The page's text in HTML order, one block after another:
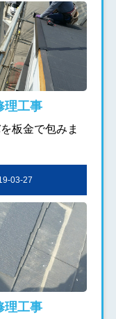
理工事
板金で包みま
03-27
理工事